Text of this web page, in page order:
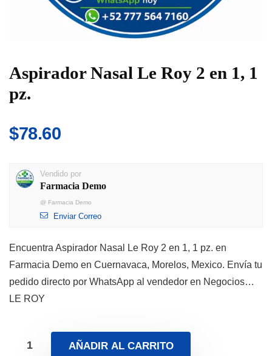
Aspirador Nasal Le Roy 2 en 1, 1
pz.
$78.60
Vendido por
Farmacia Demo
@ Farmacia Demo
Enviar Correo
Encuentra Aspirador Nasal Le Roy 2 en 1, 1 pz. en
Farmacia Demo en Cuernavaca, Morelos, Mexico. Envía tu
pedido directo por WhatsApp al vendedor en Negocios…
LE ROY
AÑADIR AL CARRITO